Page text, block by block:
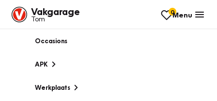
Vakgarage
Tom
0Menu
Occasions
APK
Werkplaats